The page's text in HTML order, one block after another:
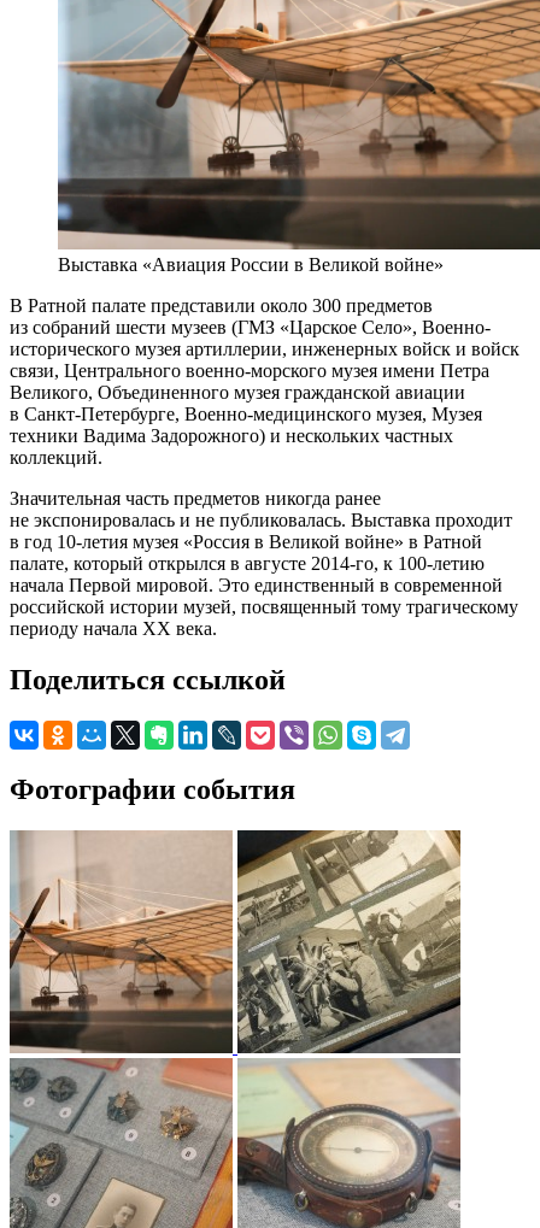
Выставка «Авиация России в Великой войне»
В Ратной палате представили около 300 предметов
из собраний шести музеев (ГМЗ «Царское Село», Военно-
исторического музея артиллерии, инженерных войск и войск
связи, Центрального военно-морского музея имени Петра
Великого, Объединенного музея гражданской авиации
в Санкт-Петербурге, Военно-медицинского музея, Музея
техники Вадима Задорожного) и нескольких частных
коллекций.
Значительная часть предметов никогда ранее
не экспонировалась и не публиковалась. Выставка проходит
в год 10-летия музея «Россия в Великой войне» в Ратной
палате, который открылся в августе 2014-го, к 100-летию
начала Первой мировой. Это единственный в современной
российской истории музей, посвященный тому трагическому
периоду начала XX века.
Поделиться ссылкой
Фотографии события